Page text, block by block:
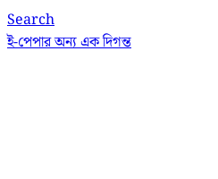
Search
ই-পেপারঅন্য এক দিগন্ত